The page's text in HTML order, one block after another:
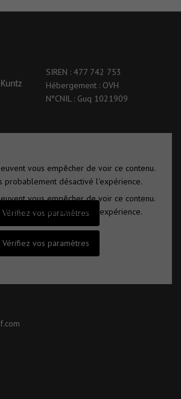
SIREN : 477 742 753
Hébergement : OVH
N°CNIL : Guq 1021909
vous empêcher de voir ce contenu.
probablement désactivé l'expérience.
Vérifiez vos paramètres
vous empêcher de voir ce contenu.
probablement désactivé l'expérience.
Vérifiez vos paramètres